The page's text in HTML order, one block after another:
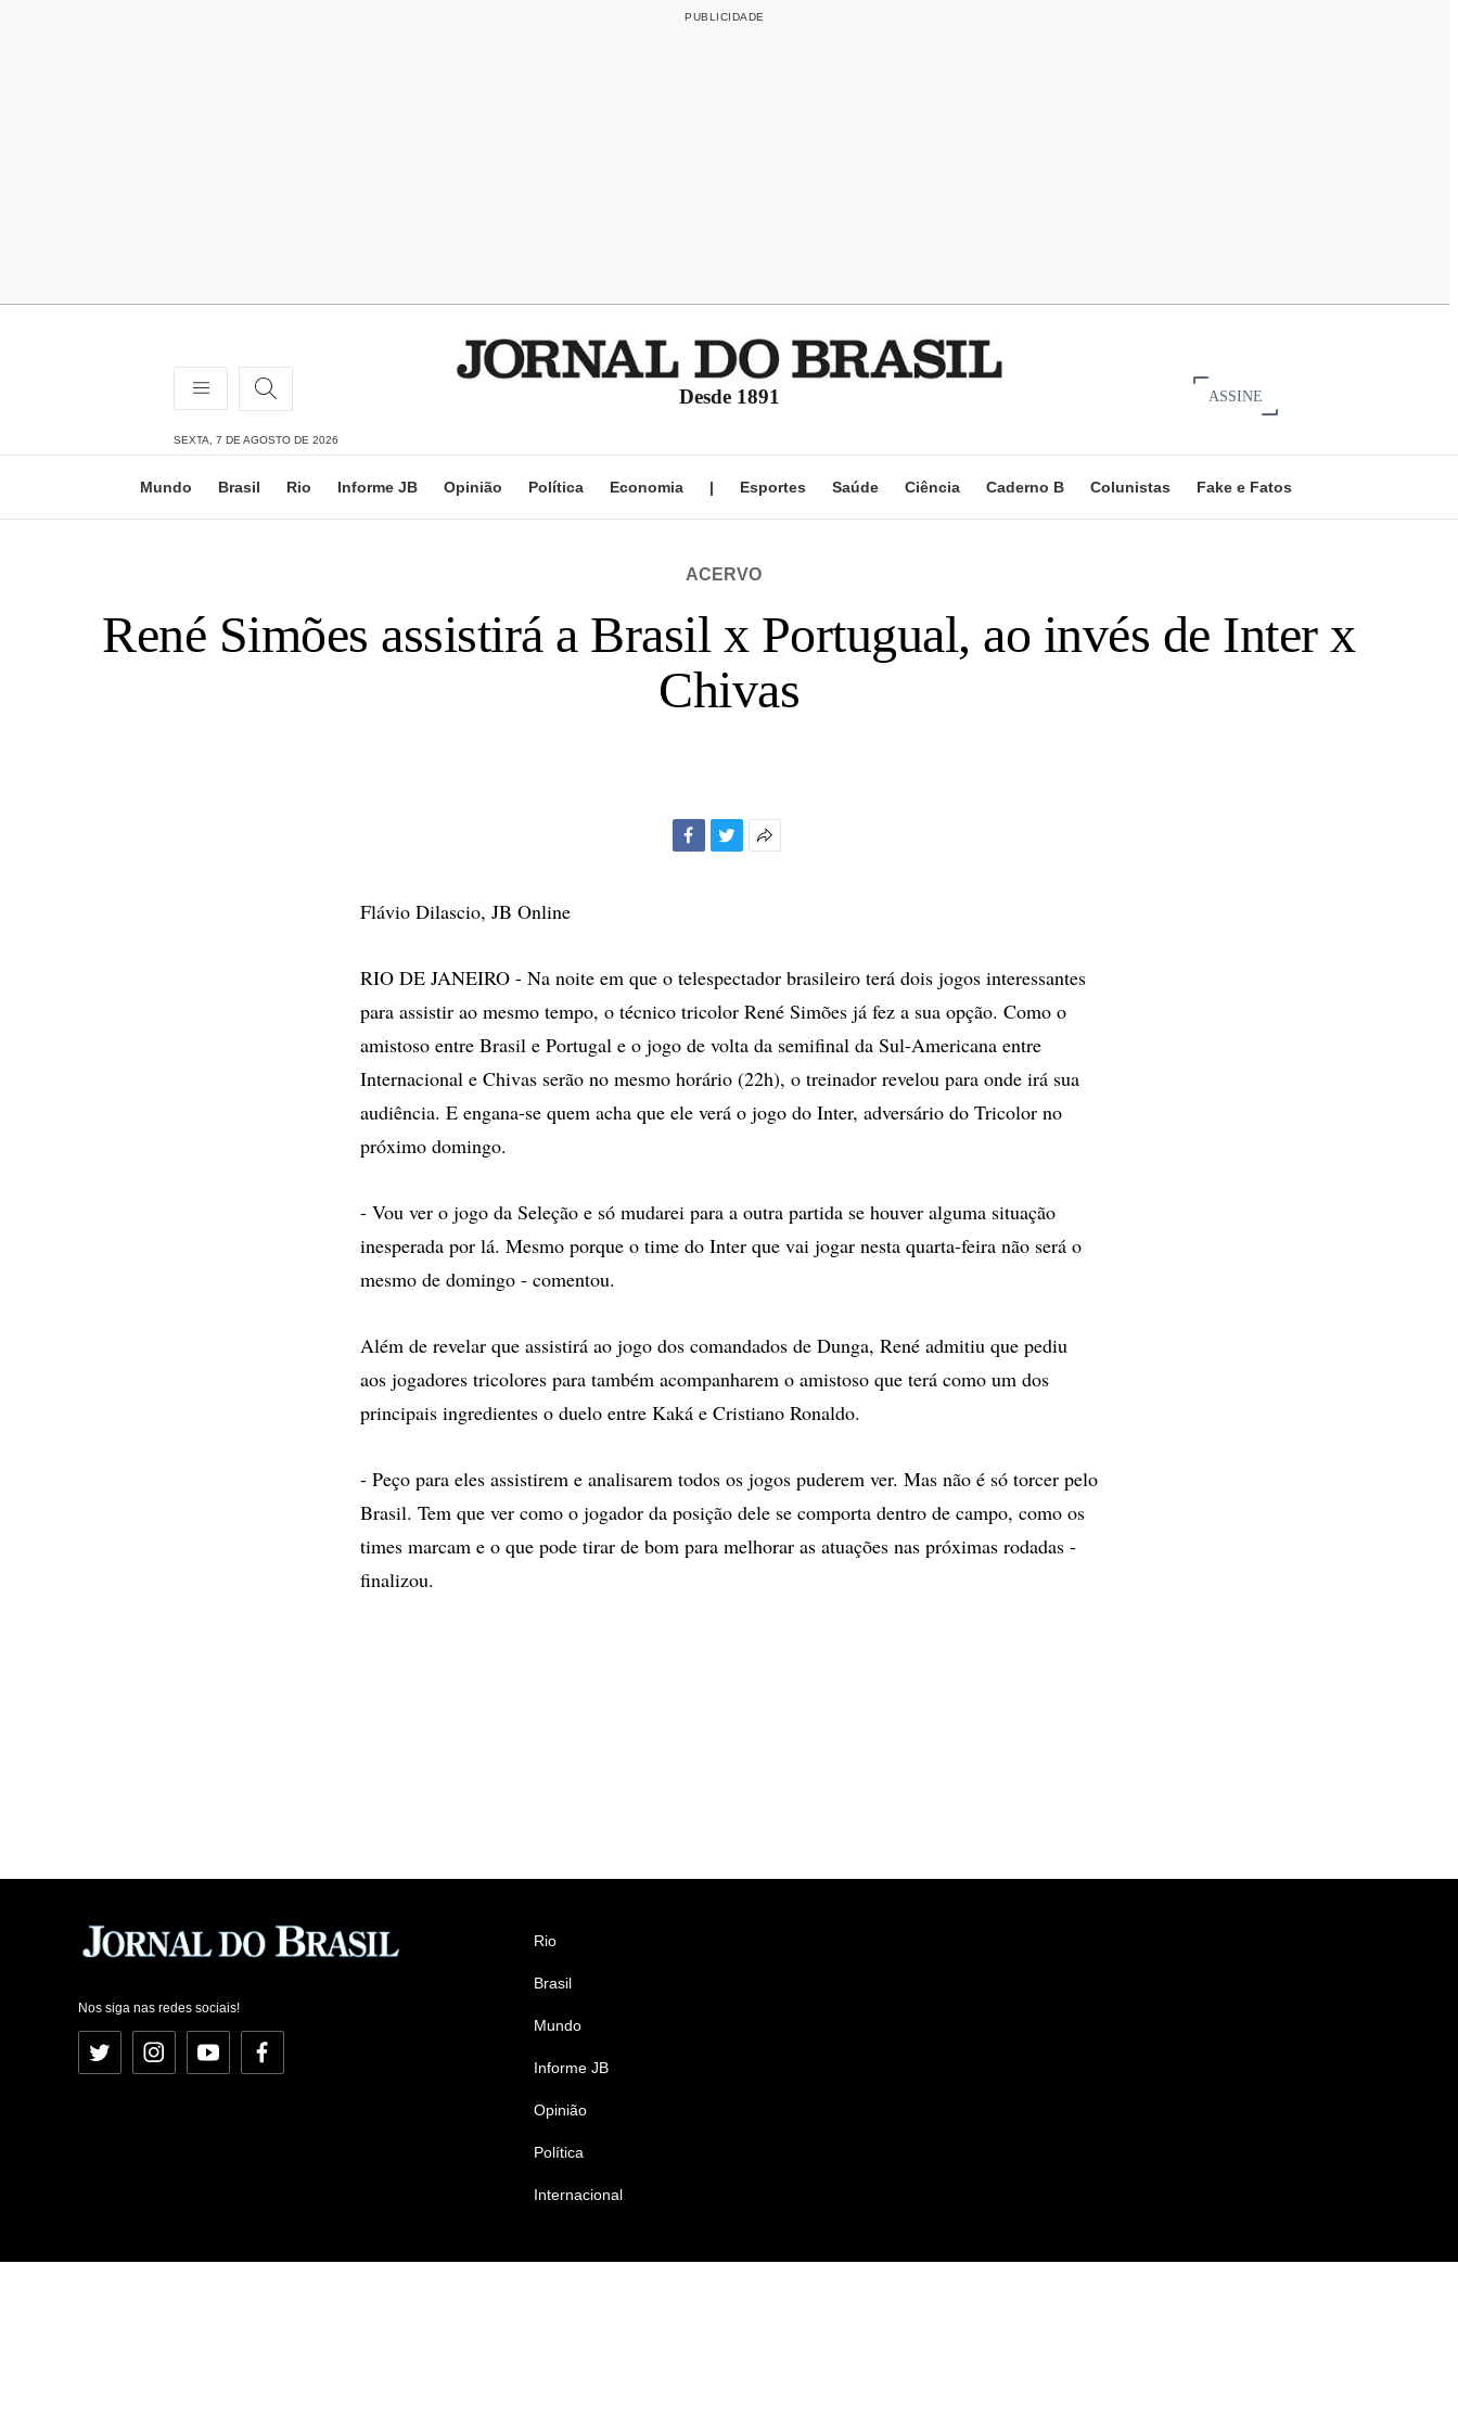
Desde 1891 ASSINE
SEXTA, 7 DE AGOSTO DE 2026
Mundo Brasil Rio Informe JB Opinião Política Economia | Esportes Saúde Ciência Caderno B Colunistas Fake e Fatos
ACERVO
René Simões assistirá a Brasil x Portugual, ao invés de Inter x
Chivas
Flávio Dilascio, JB Online
RIO DE JANEIRO - Na noite em que o telespectador brasileiro terá dois jogos interessantes
para assistir ao mesmo tempo, o técnico tricolor René Simões já fez a sua opção. Como o
amistoso entre Brasil e Portugal e o jogo de volta da semifinal da Sul-Americana entre
Internacional e Chivas serão no mesmo horário (22h), o treinador revelou para onde irá sua
audiência. E engana-se quem acha que ele verá o jogo do Inter, adversário do Tricolor no
próximo domingo.
- Vou ver o jogo da Seleção e só mudarei para a outra partida se houver alguma situação
inesperada por lá. Mesmo porque o time do Inter que vai jogar nesta quarta-feira não será o
mesmo de domingo - comentou.
Além de revelar que assistirá ao jogo dos comandados de Dunga, René admitiu que pediu
aos jogadores tricolores para também acompanharem o amistoso que terá como um dos
principais ingredientes o duelo entre Kaká e Cristiano Ronaldo.
- Peço para eles assistirem e analisarem todos os jogos puderem ver. Mas não é só torcer pelo
Brasil. Tem que ver como o jogador da posição dele se comporta dentro de campo, como os
times marcam e o que pode tirar de bom para melhorar as atuações nas próximas rodadas -
finalizou.
Nos siga nas redes sociais!
Twitter InstagramYouTubeFacebook
Rio
Brasil
Mundo
Informe JB
Opinião
Política
Internacional